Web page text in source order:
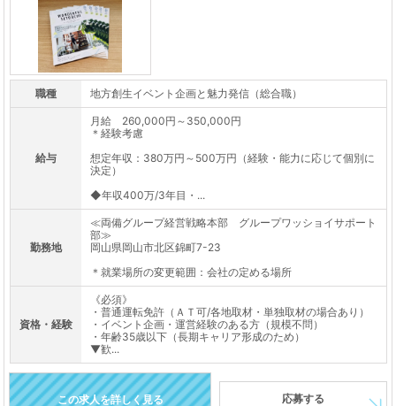
職種 地方創生イベント企画と魅力発信（総合職）
給与
月給 260,000円～350,000円
＊経験考慮
想定年収：380万円～500万円（経験・能力に応じて個別に
決定）
◆年収400万/3年目・...
勤務地
≪両備グループ経営戦略本部 グループワッショイサポート
部≫
岡山県岡山市北区錦町7-23
＊就業場所の変更範囲：会社の定める場所
資格・経験
《必須》
・普通運転免許（ＡＴ可/各地取材・単独取材の場合あり）
・イベント企画・運営経験のある方（規模不問）
・年齢35歳以下（長期キャリア形成のため）
▼歓...
この求人を詳しく見る 応募する